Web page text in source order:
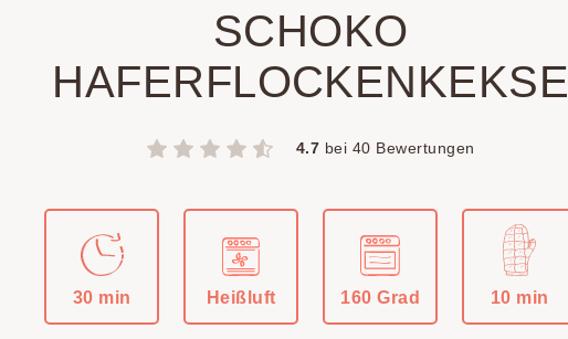
SCHOKO
HAFERFLOCKENKEKSE
4.7 bei 40 Bewertungen
30 min Heißluft 160 Grad 10 min